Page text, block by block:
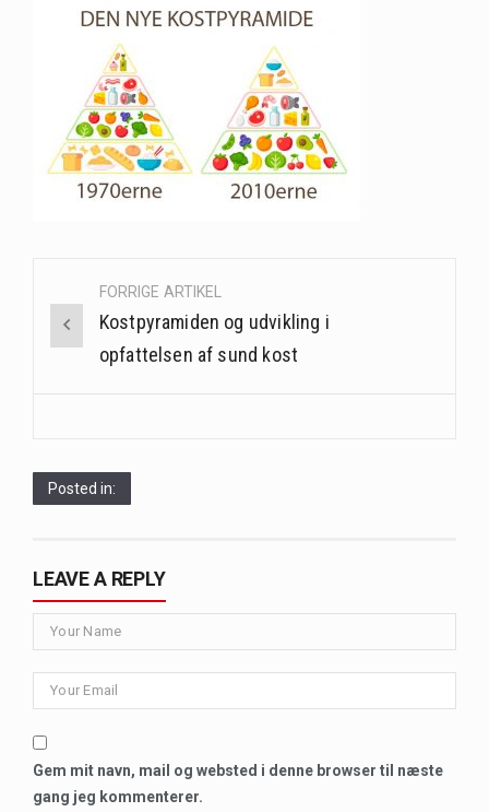
navigationFORRIGE ARTIKEL
Kostpyramiden og udvikling i
opfattelsen af sund kost
Posted in:
LEAVE A REPLY
Gem mit navn, mail og websted i denne browser til næste
gang jeg kommenterer.